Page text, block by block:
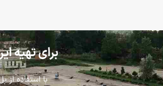
برای تهیه
با استفاده از